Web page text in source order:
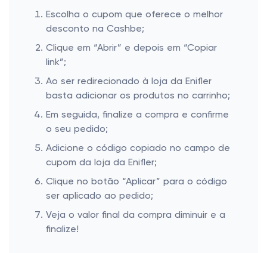
Escolha o cupom que oferece o melhor
desconto na Cashbe;
Clique em “Abrir” e depois em “Copiar
link”;
Ao ser redirecionado à loja da Enifler
basta adicionar os produtos no carrinho;
Em seguida, finalize a compra e confirme
o seu pedido;
Adicione o código copiado no campo de
cupom da loja da Enifler;
Clique no botão “Aplicar” para o código
ser aplicado ao pedido;
Veja o valor final da compra diminuir e a
finalize!